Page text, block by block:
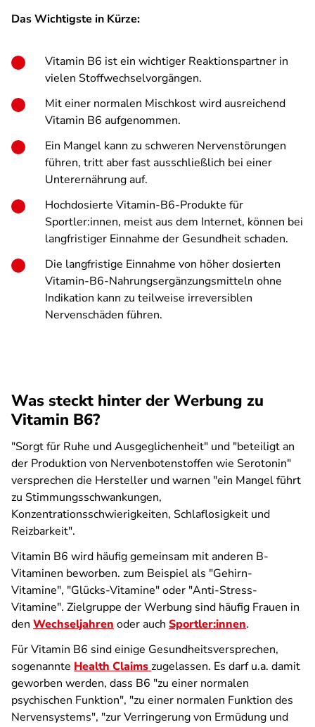
Das Wichtigste in Kürze:
Vitamin B6 ist ein wichtiger Reaktionspartner in
vielen Stoffwechselvorgängen.
Mit einer normalen Mischkost wird ausreichend
Vitamin B6 aufgenommen.
Ein Mangel kann zu schweren Nervenstörungen
führen, tritt aber fast ausschließlich bei einer
Unterernährung auf.
Hochdosierte Vitamin-B6-Produkte für
Sportler:innen, meist aus dem Internet, können bei
langfristiger Einnahme der Gesundheit schaden.
Die langfristige Einnahme von höher dosierten
Vitamin-B6-Nahrungsergänzungsmitteln ohne
Indikation kann zu teilweise irreversiblen
Nervenschäden führen.
Was steckt hinter der Werbung zu
Vitamin B6?
"Sorgt für Ruhe und Ausgeglichenheit" und "beteiligt an
der Produktion von Nervenbotenstoffen wie Serotonin"
versprechen die Hersteller und warnen "ein Mangel führt
zu Stimmungsschwankungen,
Konzentrationsschwierigkeiten, Schlaflosigkeit und
Reizbarkeit".
Vitamin B6 wird häufig gemeinsam mit anderen B-
Vitaminen beworben. zum Beispiel als "Gehirn-
Vitamine", "Glücks-Vitamine" oder "Anti-Stress-
Vitamine". Zielgruppe der Werbung sind häufig Frauen in
den Wechseljahren oder auch Sportler:innen.
Für Vitamin B6 sind einige Gesundheitsversprechen,
sogenannte Health Claimszugelassen. Es darf u.a. damit
geworben werden, dass B6 "zu einer normalen
psychischen Funktion", "zu einer normalen Funktion des
Nervensystems", "zur Verringerung von Ermüdung und